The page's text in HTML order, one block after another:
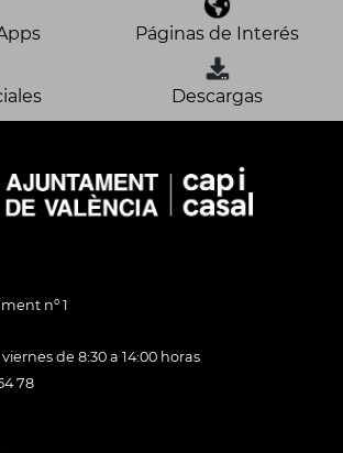
Páginas de Interés
Descargas
nº 1
de 8:30 a 14:00 horas
78